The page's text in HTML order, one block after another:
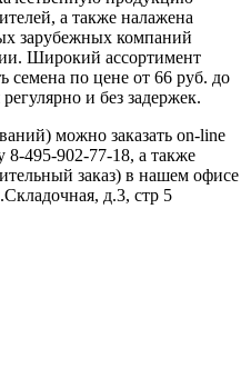
а также налажена
зарубежных компаний
Широкий ассортимент
семена по цене от 66 руб. до
и без задержек.
можно заказать on-line
8-495-902-77-18, а также
заказ) в нашем офисе
д.3, стр 5